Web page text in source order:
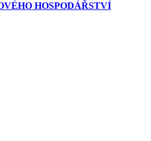
HOSPODÁŘSTVÍ